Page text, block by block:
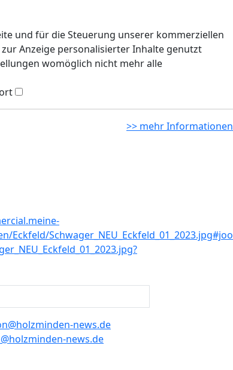
und für die Steuerung unserer kommerziellen
Anzeige personalisierter Inhalte genutzt
womöglich nicht mehr alle
>> mehr Informationen
news.de
news.de